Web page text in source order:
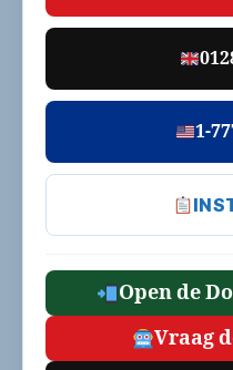
1-
Open de
Vraag